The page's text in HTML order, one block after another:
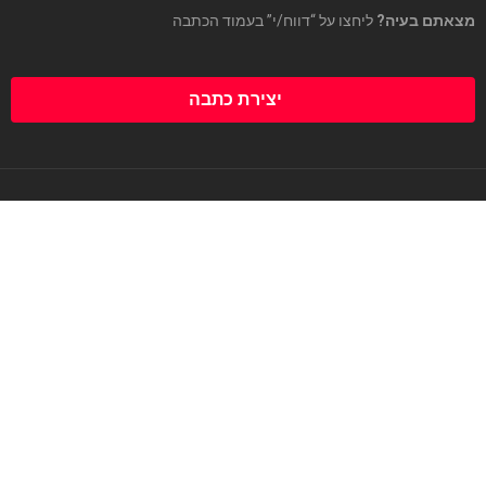
מצאתם בעיה? ליחצו על “דווח/י” בעמוד הכתבה
יצירת כתבה